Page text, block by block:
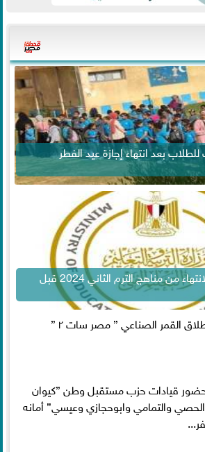
بعد انتهاء إجازة عيد الفطر
التعليم تشدد على الانتهاء من مناهج الترم الثاني 2024 قبل
القمر الصناعي ” مصر سات ٢ ”
قيادات حزب مستقبل وطن ”كيوان
والتمامي وابوحجازي وعيسي” أمانه